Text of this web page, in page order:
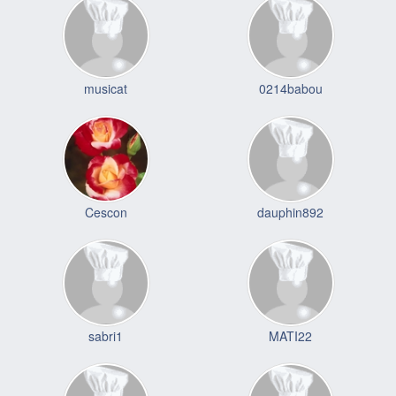
musicat 0214babou
Cescon dauphin892
sabri1 MATI22